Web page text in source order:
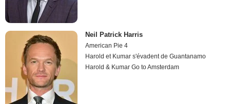
Neil Patrick Harris
American Pie 4
Harold et Kumar s'évadent de Guantanamo
Harold & Kumar Go to Amsterdam